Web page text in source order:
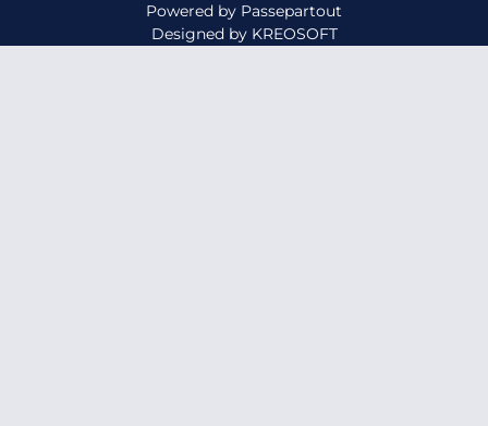
Powered by Passepartout
Designed by KREOSOFT